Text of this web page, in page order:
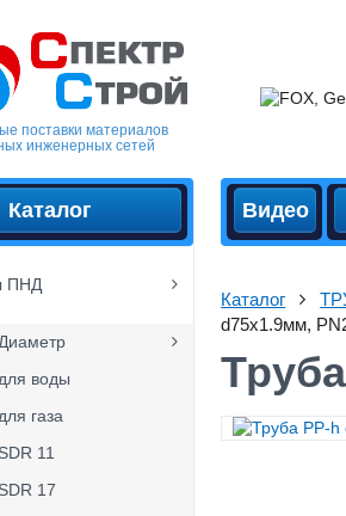
поставки материалов
инженерных сетей
Каталог
ПНД
воды
газа
11
17
Видео
Каталог
d75x1.9мм,